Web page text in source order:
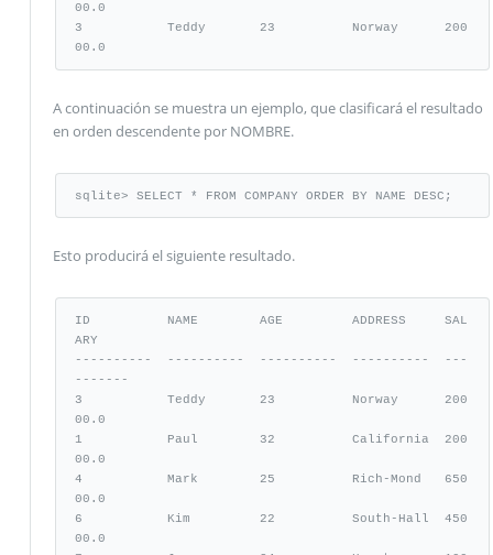
00.0
3           Teddy       23          Norway      200
00.0
A continuación se muestra un ejemplo, que clasificará el resultado
en orden descendente por NOMBRE.
sqlite> SELECT * FROM COMPANY ORDER BY NAME DESC;
Esto producirá el siguiente resultado.
ID          NAME        AGE         ADDRESS     SAL
ARY
----------  ----------  ----------  ----------  ---
-------
3           Teddy       23          Norway      200
00.0
1           Paul        32          California  200
00.0
4           Mark        25          Rich-Mond   650
00.0
6           Kim         22          South-Hall  450
00.0